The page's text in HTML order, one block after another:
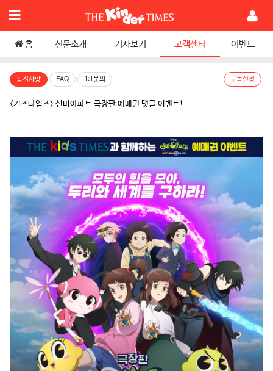
홈 신문소개 기사보기 고객센터 이벤트
공지사항 FAQ 1:1문의 구독신청
<키즈타임즈> 신비아파트 극장판 예매권 댓글 이벤트!